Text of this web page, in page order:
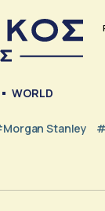
WORLD
Stanley